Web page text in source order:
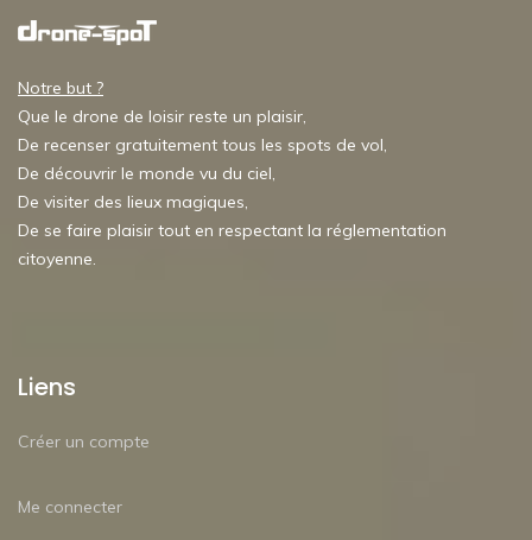
Notre but ?
Que le drone de loisir reste un plaisir,
De recenser gratuitement tous les spots de vol,
De découvrir le monde vu du ciel,
De visiter des lieux magiques,
De se faire plaisir tout en respectant la réglementation
citoyenne.
Liens
Créer un compte
Me connecter